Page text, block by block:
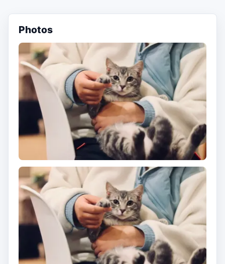
Photos